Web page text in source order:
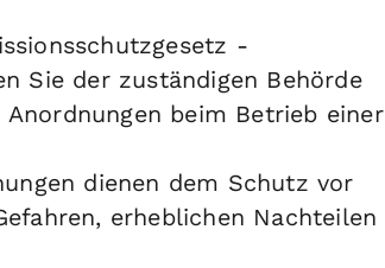
-
Sie der zuständigen Behörde
beim Betrieb einer
dienen dem Schutz vor
erheblichen Nachteilen